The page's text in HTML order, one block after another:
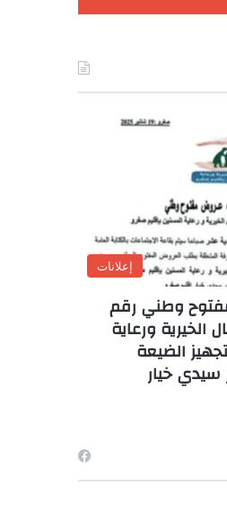
إعلانات
وطني رقم
الخيرية ورعاية
الضيعة
سيدي خيار